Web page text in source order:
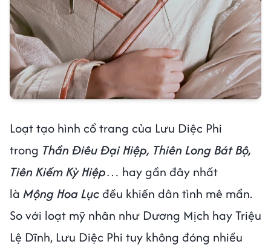
Loạt tạo hình cổ trang của Lưu Diệc Phi
trong Thần Điêu Đại Hiệp, Thiên Long Bát Bộ,
Tiên Kiếm Kỳ Hiệp… hay gần đây nhất
là Mộng Hoa Lụcđều khiến dân tình mê mẩn.
So với loạt mỹ nhân như Dương Mịch hay Triệu
Lệ Dĩnh, Lưu Diệc Phi tuy không đóng nhiều